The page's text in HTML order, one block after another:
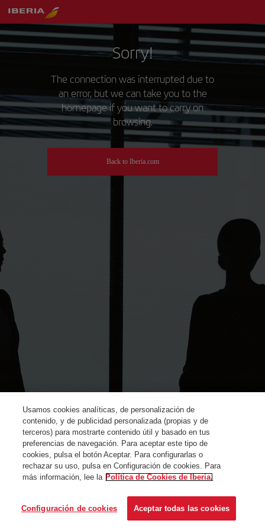
Sorry!
The connection was interrupted due to
an error, but we can take you to the
homepage if you want to carry on
browsing.
Back to Iberia.com
Usamos cookies analíticas, de personalización de
contenido, y de publicidad personalizada (propias y de
terceros) para mostrarte contenido útil y basado en tus
preferencias de navegación. Para aceptar este tipo de
cookies, pulsa el botón Aceptar. Para configurarlas o
rechazar su uso, pulsa en Configuración de cookies. Para
más información, lee la Política de Cookies de Iberia.
Configuración de cookies Aceptar todas las cookies